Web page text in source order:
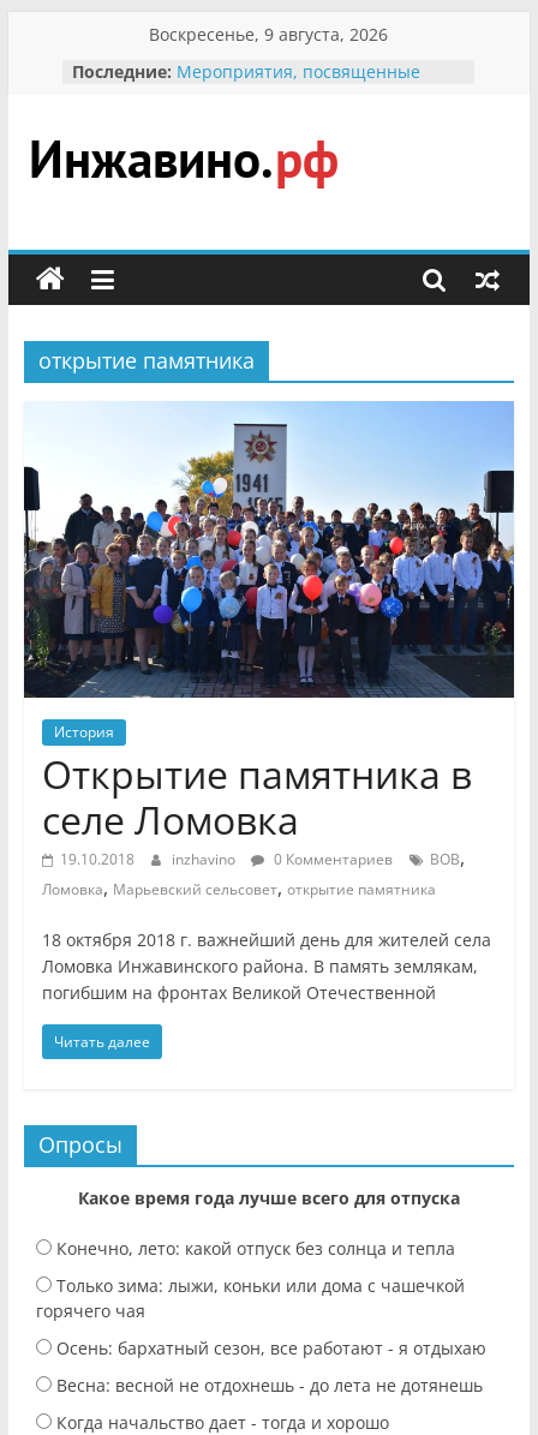
содержимому
Воскресенье, 9 августа, 2026
Последние: Мероприятия, посвященные
гражданин Инжавинского округа»
участнице Великой
Отечественной, фронтовичке
Безопасность в сети Интернет
мероприятии «Сохраним
первоцветы!»
В вольере Воронинского
заповедника родились крапчатые
суслики
Инжавино.рф
сельский
портал
открытие памятника
История
Открытие памятника в
селе Ломовка
19.10.2018 inzhavino 0 Комментариев ВОВ,
Ломовка, Марьевский сельсовет, открытие памятника
18 октября 2018 г. важнейший день для жителей села
Ломовка Инжавинского района. В память землякам,
погибшим на фронтах Великой Отечественной
Читать далее
Опросы
Какое время года лучше всего для отпуска
Конечно, лето: какой отпуск без солнца и тепла
Только зима: лыжи, коньки или дома с чашечкой
горячего чая
Осень: бархатный сезон, все работают - я отдыхаю
Весна: весной не отдохнешь - до лета не дотянешь
Когда начальство дает - тогда и хорошо